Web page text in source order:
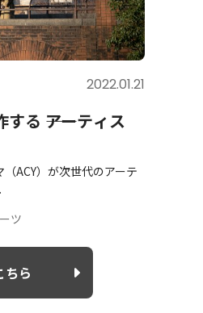
2022.01.21
る ――アーティス
ACY）が次世代のアーテ
ツ
ちら